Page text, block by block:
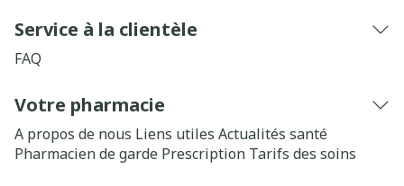
Service à la clientèle
FAQ
Votre pharmacie
A propos de nous Liens utiles Actualités santé
Pharmacien de garde Prescription Tarifs des soins